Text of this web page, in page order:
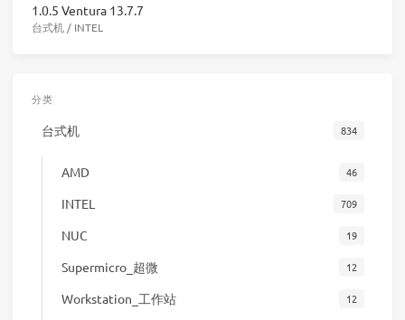
1.0.5 Ventura 13.7.7
台式机 / INTEL
分类
台式机 834
AMD 46
INTEL 709
NUC 19
Supermicro_超微 12
Workstation_工作站 12